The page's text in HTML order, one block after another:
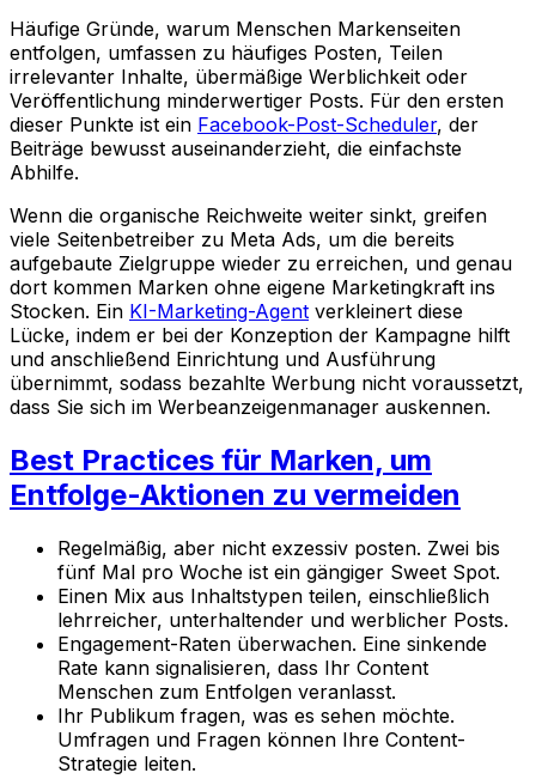
Häufige Gründe, warum Menschen Markenseiten
entfolgen, umfassen zu häufiges Posten, Teilen
irrelevanter Inhalte, übermäßige Werblichkeit oder
Veröffentlichung minderwertiger Posts. Für den ersten
dieser Punkte ist ein Facebook-Post-Scheduler, der
Beiträge bewusst auseinanderzieht, die einfachste
Abhilfe.
Wenn die organische Reichweite weiter sinkt, greifen
viele Seitenbetreiber zu Meta Ads, um die bereits
aufgebaute Zielgruppe wieder zu erreichen, und genau
dort kommen Marken ohne eigene Marketingkraft ins
Stocken. Ein KI-Marketing-Agent verkleinert diese
Lücke, indem er bei der Konzeption der Kampagne hilft
und anschließend Einrichtung und Ausführung
übernimmt, sodass bezahlte Werbung nicht voraussetzt,
dass Sie sich im Werbeanzeigenmanager auskennen.
Best Practices für Marken, um
Entfolge-Aktionen zu vermeiden
Regelmäßig, aber nicht exzessiv posten. Zwei bis
fünf Mal pro Woche ist ein gängiger Sweet Spot.
Einen Mix aus Inhaltstypen teilen, einschließlich
lehrreicher, unterhaltender und werblicher Posts.
Engagement-Raten überwachen. Eine sinkende
Rate kann signalisieren, dass Ihr Content
Menschen zum Entfolgen veranlasst.
Ihr Publikum fragen, was es sehen möchte.
Umfragen und Fragen können Ihre Content-
Strategie leiten.